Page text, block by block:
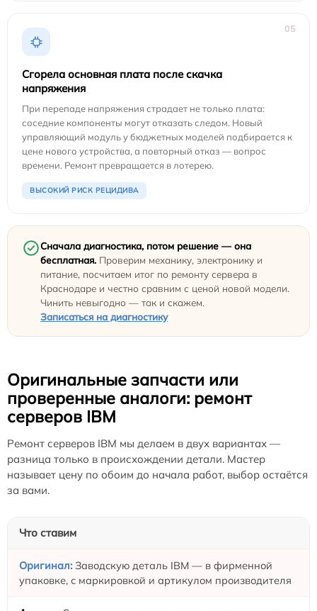
05
Сгорела основная плата после скачка
напряжения
При перепаде напряжения страдает не только плата:
соседние компоненты могут отказать следом. Новый
управляющий модуль у бюджетных моделей подбирается к
цене нового устройства, а повторный отказ — вопрос
времени. Ремонт превращается в лотерею.
ВЫСОКИЙ РИСК РЕЦИДИВА
Сначала диагностика, потом решение — она
бесплатная. Проверим механику, электронику и
питание, посчитаем итог по ремонту сервера в
Краснодаре и честно сравним с ценой новой модели.
Чинить невыгодно — так и скажем.
Записаться на диагностику
Оригинальные запчасти или
проверенные аналоги: ремонт
серверов IBM
Ремонт серверов IBM мы делаем в двух вариантах —
разница только в происхождении детали. Мастер
называет цену по обоим до начала работ, выбор остаётся
за вами.
Что ставим
Заводскую деталь IBM — в фирменной
упаковке, с маркировкой и артикулом производителя